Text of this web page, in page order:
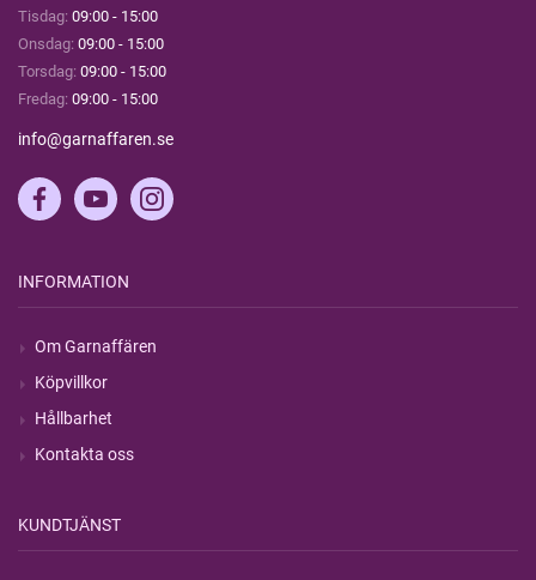
Tisdag: 09:00 - 15:00
Onsdag: 09:00 - 15:00
Torsdag: 09:00 - 15:00
Fredag: 09:00 - 15:00
info@garnaffaren.se
INFORMATION
Om Garnaffären
Köpvillkor
Hållbarhet
Kontakta oss
KUNDTJÄNST